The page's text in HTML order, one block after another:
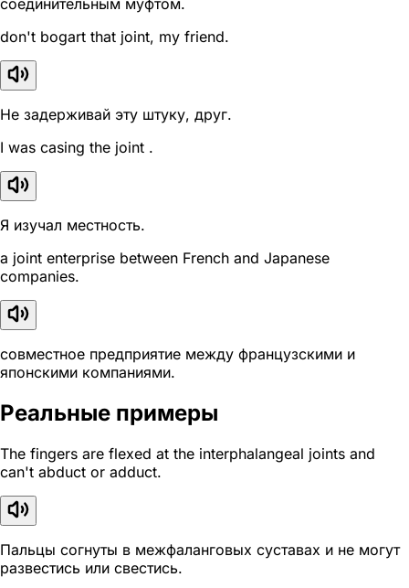
соединительным муфтом.
don't bogart that joint, my friend.
Не задерживай эту штуку, друг.
I was casing the joint .
Я изучал местность.
a joint enterprise between French and Japanese
companies.
совместное предприятие между французскими и
японскими компаниями.
Реальные примеры
The fingers are flexed at the interphalangeal joints and
can't abduct or adduct.
Пальцы согнуты в межфаланговых суставах и не могут
развестись или свестись.